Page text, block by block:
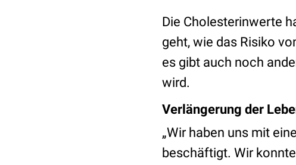
Die Cholesterinwerte
geht, wie das Risiko
es gibt auch noch
wird.
Verlängerung der
„Wir haben uns mit
beschäftigt. Wir